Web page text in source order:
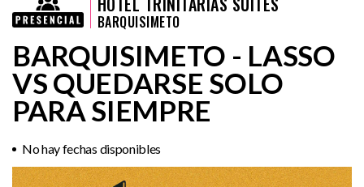
BARQUISIMETO
BARQUISIMETO - LASSO
VS QUEDARSE SOLO
PARA SIEMPRE
No hay fechas disponibles